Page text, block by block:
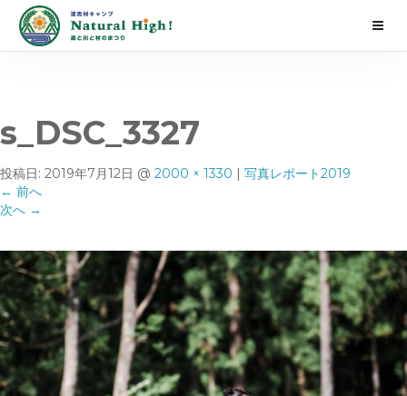
s_DSC_3327
投稿日: 2019年7月12日 @ 2000 × 1330 | 写真レポート2019
← 前へ
次へ →